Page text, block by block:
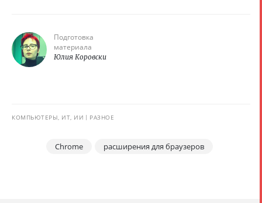
Подготовка
материала
Юлия Коровски
КОМПЬЮТЕРЫ, ИТ, ИИ РАЗНОЕ
Chrome расширения для браузеров